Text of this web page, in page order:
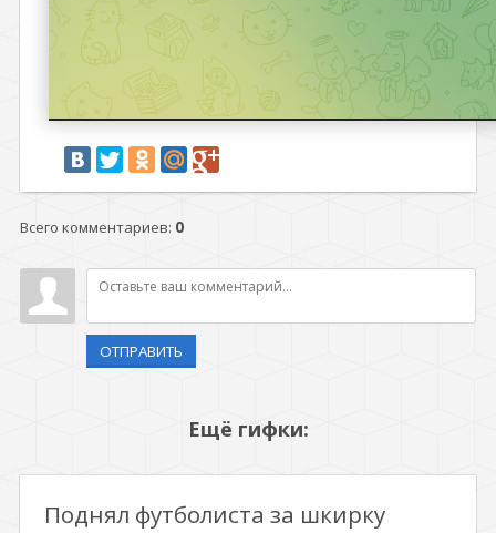
Всего комментариев: 0
ОТПРАВИТЬ
Ещё гифки:
Поднял футболиста за шкирку